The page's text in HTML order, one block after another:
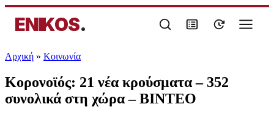
ENIKOS.
Αρχική » Κοινωνία
Κορονοϊός: 21 νέα κρούσματα – 352
συνολικά στη χώρα – BINTEO